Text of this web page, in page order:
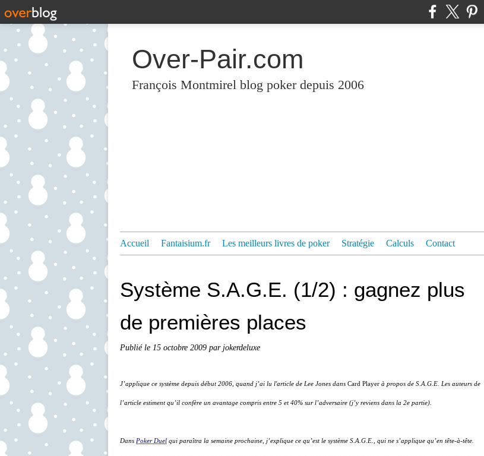
Over-Pair.com
François Montmirel blog poker depuis 2006
Accueil Fantaisium.fr Les meilleurs livres de poker Stratégie Calculs Contact
Système S.A.G.E. (1/2) : gagnez plus
de premières places
Publié le 15 octobre 2009 par jokerdeluxe
J’applique ce système depuis début 2006, quand j’ai lu l'article de Lee Jones dans Card Player à propos de S.A.G.E. Les auteurs de
l’article estiment qu’il confère un avantage compris entre 5 et 40% sur l’adversaire (j’y reviens dans la 2e partie).
Dans Poker Duel qui paraîtra la semaine prochaine, j’explique ce qu’est le système S.A.G.E., qui ne s’applique qu’en tête-à-tête.